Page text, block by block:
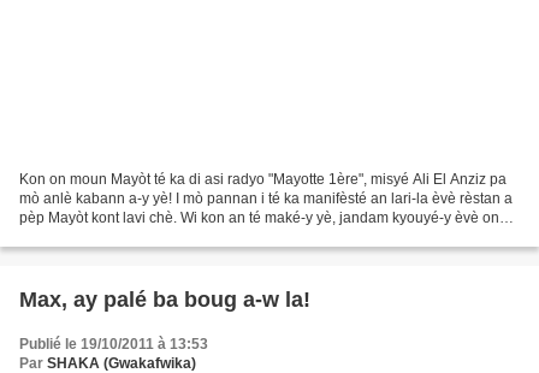
Kon on moun Mayòt té ka di asi radyo "Mayotte 1ère", misyé Ali El Anziz pa
mò anlè kabann a-y yè! I mò pannan i té ka manifèsté an lari-la èvè rèstan a
pèp Mayòt kont lavi chè. Wi kon an té maké-y yè, jandam kyouyé-y èvè on
Max, ay palé ba boug a-w la!
Publié le 19/10/2011 à 13:53
Par SHAKA (Gwakafwika)